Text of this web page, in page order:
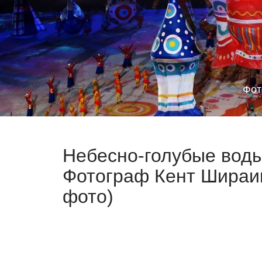
Небесно-голубые
Фотограф Кент
фото)